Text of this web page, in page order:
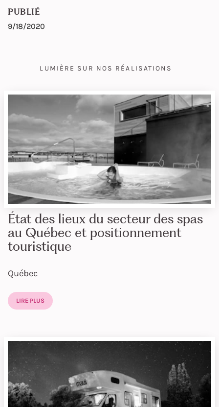
PUBLIÉ
9/18/2020
LUMIÈRE SUR NOS RÉALISATIONS
État des lieux du secteur des spas
au Québec et positionnement
touristique
Québec
LIRE PLUS